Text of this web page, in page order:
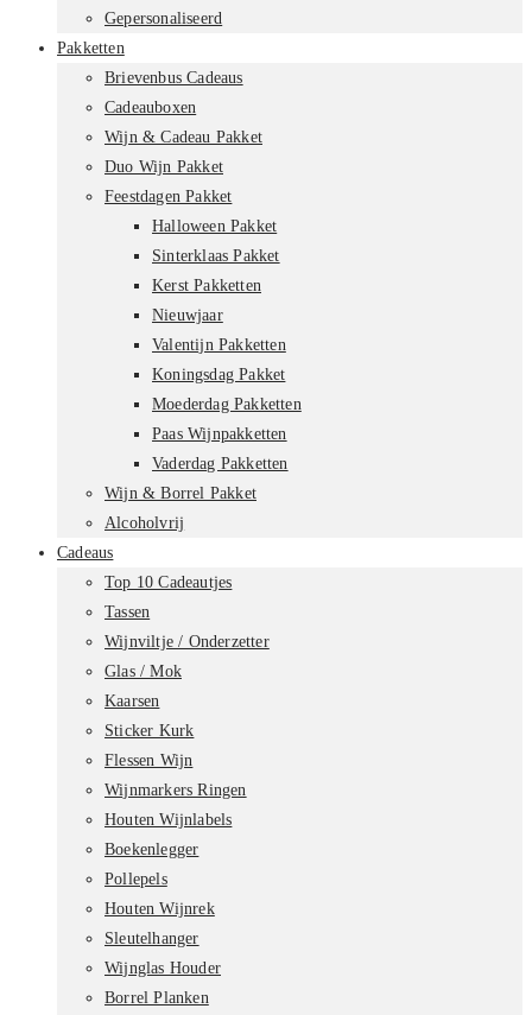
Gepersonaliseerd
Pakketten
Brievenbus Cadeaus
Cadeauboxen
Wijn & Cadeau Pakket
Duo Wijn Pakket
Feestdagen Pakket
Halloween Pakket
Sinterklaas Pakket
Kerst Pakketten
Nieuwjaar
Valentijn Pakketten
Koningsdag Pakket
Moederdag Pakketten
Paas Wijnpakketten
Vaderdag Pakketten
Wijn & Borrel Pakket
Alcoholvrij
Cadeaus
Top 10 Cadeautjes
Tassen
Wijnviltje / Onderzetter
Glas / Mok
Kaarsen
Sticker Kurk
Flessen Wijn
Wijnmarkers Ringen
Houten Wijnlabels
Boekenlegger
Pollepels
Houten Wijnrek
Sleutelhanger
Wijnglas Houder
Borrel Planken